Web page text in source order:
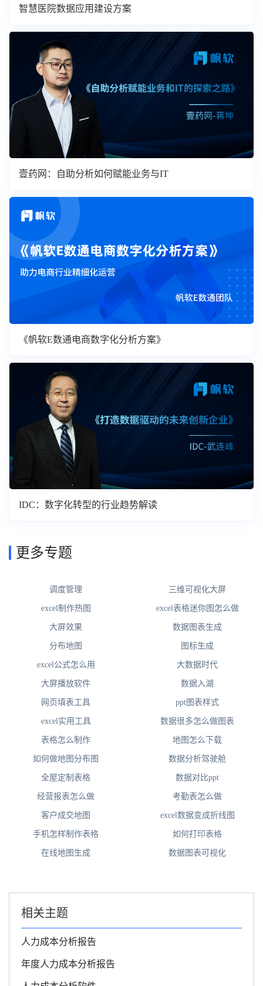
智慧医院数据应用建设方案
壹药网：自助分析如何赋能业务与IT
《帆软E数通电商数字化分析方案》
IDC：数字化转型的行业趋势解读
更多专题
调度管理 三维可视化大屏
excel制作热图 excel表格迷你图怎么做
大屏效果 数据图表生成
分布地图 图标生成
excel公式怎么用 大数据时代
大屏播放软件 数据入湖
网页填表工具 ppt图表样式
excel实用工具 数据很多怎么做图表
表格怎么制作 地图怎么下载
如何做地图分布图 数据分析驾驶舱
全屋定制表格 数据对比ppt
经营报表怎么做 考勤表怎么做
客户成交地图 excel数据变成折线图
手机怎样制作表格 如何打印表格
在线地图生成 数据图表可视化
相关主题
人力成本分析报告
年度人力成本分析报告